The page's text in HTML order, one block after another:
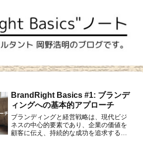
BrandRight Basics #1: ブランデ
ィングへの基本的アプローチ
ブランディングと経営戦略は、現代ビジ
ネスの中心的要素であり、企業の価値を
顧客に伝え、持続的な成功を追求する鍵